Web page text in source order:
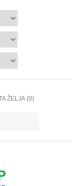
ŽELJA (0)